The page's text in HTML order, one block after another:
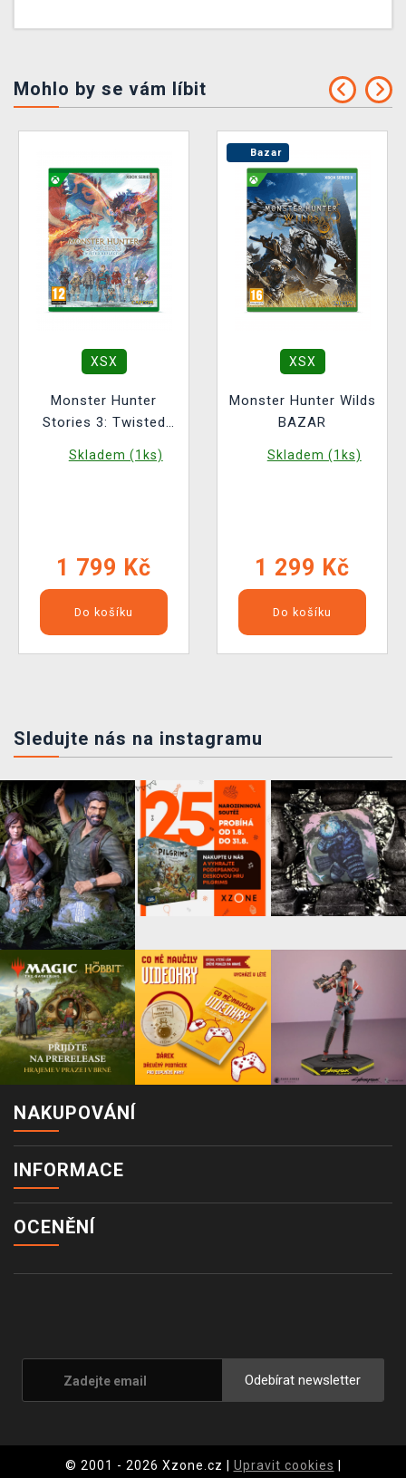
Mohlo by se vám líbit
XSX
Monster Hunter
Stories 3: Twisted
Skladem (1ks)
1 799 Kč
Do košíku
Bazar
XSX
Monster Hunter Wilds
BAZAR
Skladem (1ks)
1 299 Kč
Do košíku
Sledujte nás na instagramu
NAKUPOVÁNÍ
INFORMACE
OCENĚNÍ
Odebírat newsletter
© 2001 - 2026 Xzone.cz | Upravit cookies